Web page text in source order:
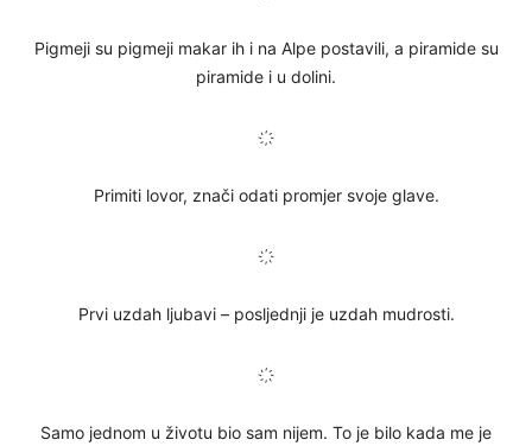
Pigmeji su pigmeji makar ih i na Alpe postavili, a piramide su
piramide i u dolini.
҉
Primiti lovor, znači odati promjer svoje glave.
҉
Prvi uzdah ljubavi – posljednji je uzdah mudrosti.
҉
Samo jednom u životu bio sam nijem. To je bilo kada me je